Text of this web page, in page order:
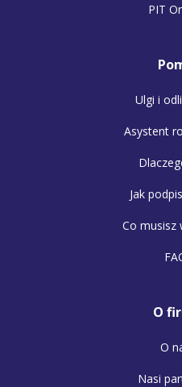
PIT
Ulgi i
Asystent
Jak
Co musisz
O
O
Nasi